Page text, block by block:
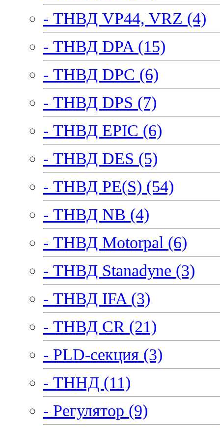
- ТНВД VP44, VRZ (4)
- ТНВД DPA (15)
- ТНВД DPC (6)
- ТНВД DPS (7)
- ТНВД EPIC (6)
- ТНВД DES (5)
- ТНВД PE(S) (54)
- ТНВД NB (4)
- ТНВД Motorpal (6)
- ТНВД Stanadyne (3)
- ТНВД IFA (3)
- ТНВД CR (21)
- PLD-секция (3)
- ТННД (11)
- Регулятор (9)